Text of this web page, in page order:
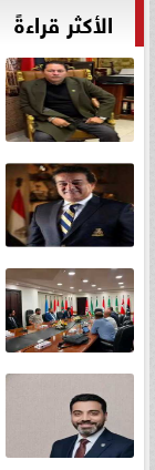
الأكثر قراءةً